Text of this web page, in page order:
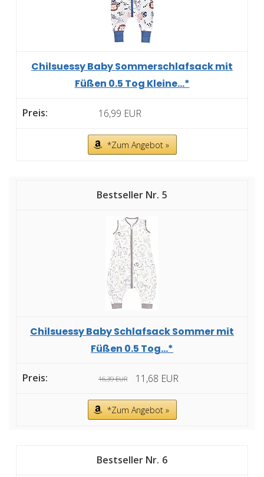
Chilsuessy Baby Sommerschlafsack mit
Füßen 0.5 Tog Kleine...*
16,99 EUR
*Zum Angebot »
5
Chilsuessy Baby Schlafsack Sommer mit
Füßen 0.5 Tog...*
16,39 EUR 11,68 EUR
*Zum Angebot »
6